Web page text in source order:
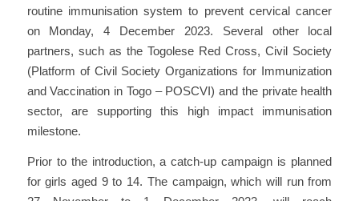
routine immunisation system to prevent cervical cancer
on Monday, 4 December 2023. Several other local
partners, such as the Togolese Red Cross, Civil Society
(Platform of Civil Society Organizations for Immunization
and Vaccination in Togo – POSCVI) and the private health
sector, are supporting this high impact immunisation
milestone.
Prior to the introduction, a catch-up campaign is planned
for girls aged 9 to 14. The campaign, which will run from